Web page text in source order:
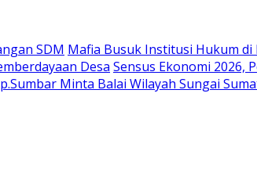
SDM Mafia Busuk Institusi Hukum di
Desa Sensus Ekonomi 2026,
Minta Balai Wilayah Sungai